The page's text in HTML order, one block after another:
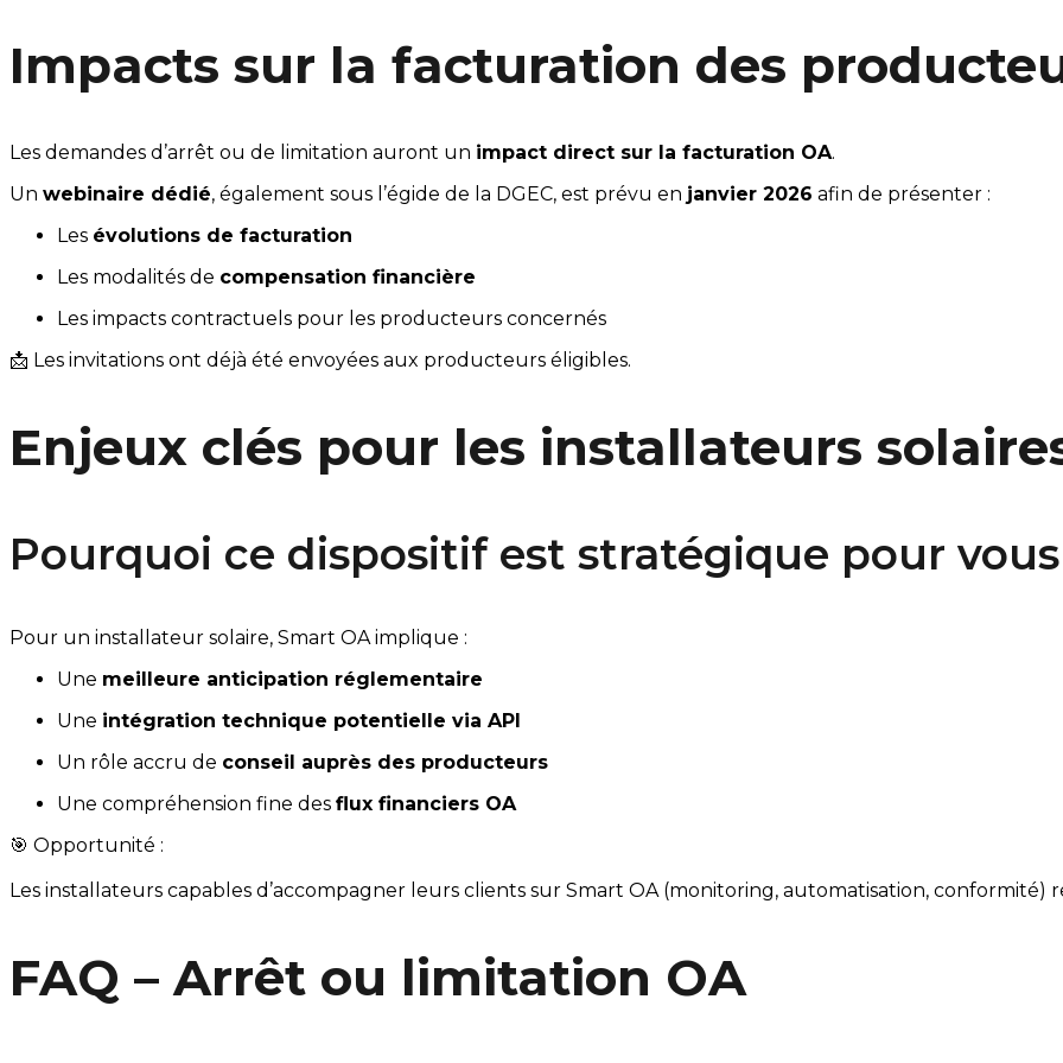
Impacts sur la facturation des
Les demandes d’arrêt ou de limitation auront un impact direct sur la facturation OA.
Un webinaire dédié, également sous l’égide de la DGEC, est prévu en janvier 2026 afin de présenter :
Les évolutions de facturation
Les modalités de compensation financière
Les impacts contractuels pour les producteurs concernés
📩 Les invitations ont déjà été envoyées aux producteurs éligibles.
Enjeux clés pour les installateurs
Pourquoi ce dispositif est stratégique pour vous
Pour un installateur solaire, Smart OA implique :
Une meilleure anticipation réglementaire
Une intégration technique potentielle via API
Un rôle accru de conseil auprès des producteurs
Une compréhension fine des flux financiers OA
🎯 Opportunité :
Les installateurs capables d’accompagner leurs clients sur Smart OA (monitoring, automatisation,
FAQ – Arrêt ou limitation OA